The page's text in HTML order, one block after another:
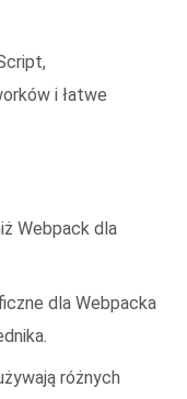
i łatwe
Webpack dla
dla Webpacka
różnych